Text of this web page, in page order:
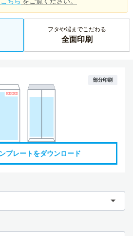
フタや端までこだわる
全面印刷
プレートをダウンロード
部分印刷